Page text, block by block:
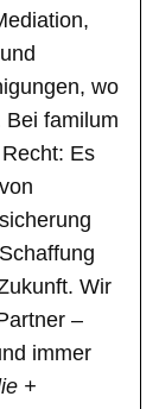
wo
Bei familum
Es
Wir
–
immer
+